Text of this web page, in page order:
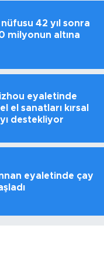
42 yıl sonra
milyonun altına
eyaletinde
el sanatları kırsal
destekliyor
eyaletinde çay